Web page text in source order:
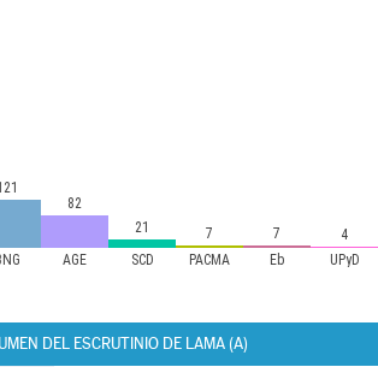
AGE SCD PACMA Eb UPyD
82
21
7 7 4
DEL ESCRUTINIO DE LAMA (A)